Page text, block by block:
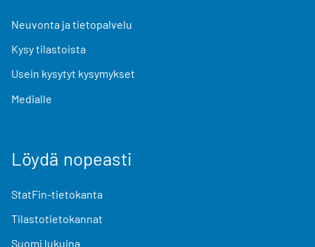
Neuvonta ja tietopalvelu
Kysy tilastoista
Usein kysytyt kysymykset
Medialle
Löydä nopeasti
StatFin-tietokanta
Tilastotietokannat
Suomi lukuina